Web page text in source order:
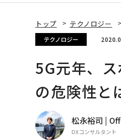
トップ テクノロジー
テクノロジー
5G元年、
の危険性と
松永裕司 |
DXコンサルタント